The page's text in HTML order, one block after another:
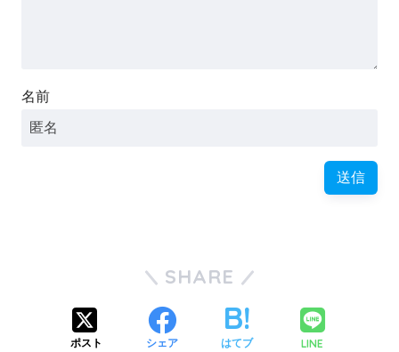
名前
SHARE
ポスト シェア はてブ LINE